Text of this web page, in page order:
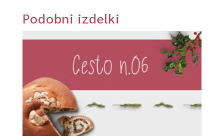
Podobni izdelki